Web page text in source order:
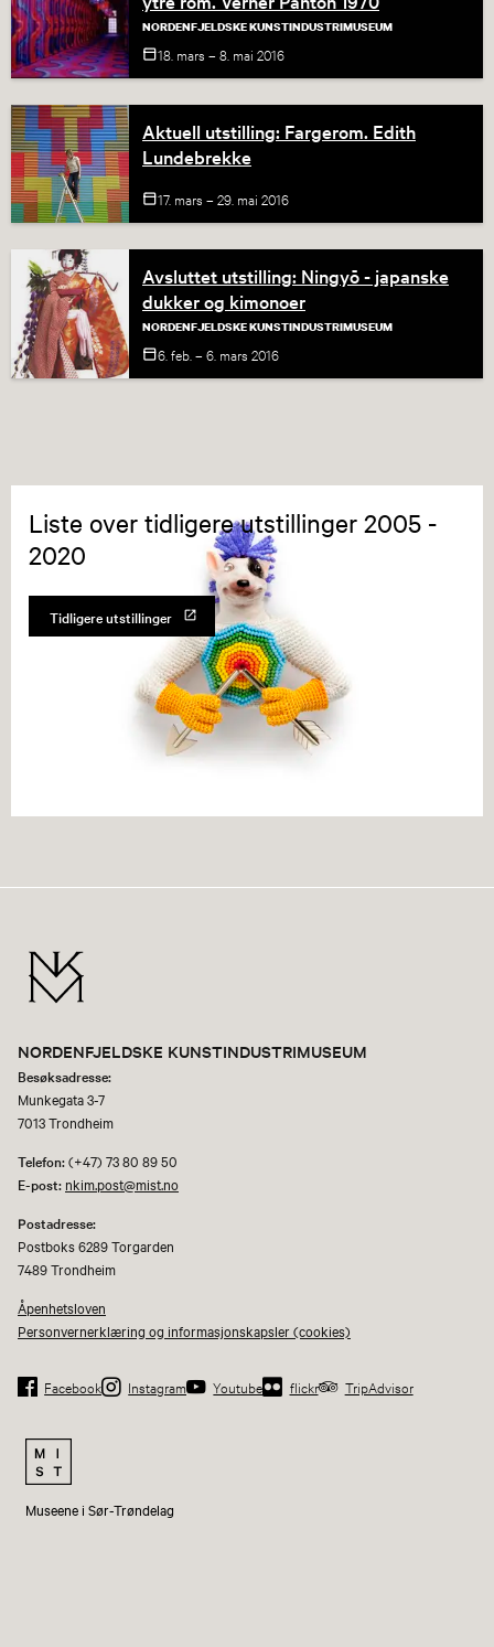
NORDENFJELDSKE KUNSTINDUSTRIMUSEUM
18. mars – 8. mai 2016
Aktuell utstilling: Fargerom. Edith
Lundebrekke
17. mars – 29. mai 2016
Avsluttet utstilling: Ningyō - japanske
dukker og kimonoer
NORDENFJELDSKE KUNSTINDUSTRIMUSEUM
6. feb. – 6. mars 2016
Liste over tidligere utstillinger 2005 -
2020
Tidligere utstillinger
NORDENFJELDSKE KUNSTINDUSTRIMUSEUM
Besøksadresse:
Munkegata 3-7
7013 Trondheim
Telefon:(+47) 73 80 89 50
E-post: nkim.post@mist.no
Postadresse:
Postboks 6289 Torgarden
7489 Trondheim
Åpenhetsloven
Personvernerklæring og informasjonskapsler (cookies)
Facebook Instagram Youtube flickr TripAdvisor
Museene i Sør-Trøndelag